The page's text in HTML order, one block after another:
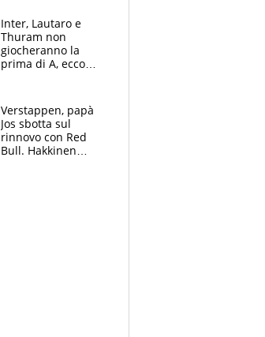
e dalla morte di
Raiola
Inter, Lautaro e
Thuram non
giocheranno la
prima di A, ecco
Esposito ma la
garanzia è Stankovic
Verstappen, papà
Jos sbotta sul
rinnovo con Red
Bull. Hakkinen